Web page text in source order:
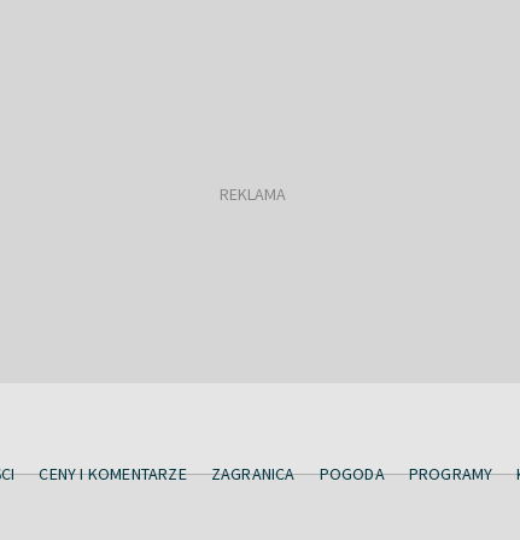
CENY I KOMENTARZE ZAGRANICA POGODA PROGRAMY